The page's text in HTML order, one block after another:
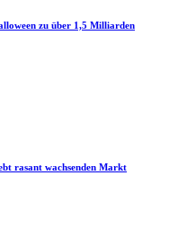
zu über 1,5 Milliarden
rasant wachsenden Markt